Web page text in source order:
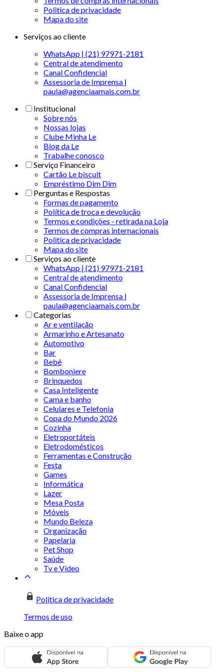
Politica de privacidade
Mapa do site
Serviços ao cliente
WhatsApp | (21) 97971-2181
Central de atendimento
Canal Confidencial
Assessoria de Imprensa |
paula@agenciaamais.com.br
Institucional
Sobre nós
Nossas lojas
Clube Minha Le
Blog da Le
Trabalhe conosco
Serviço Financeiro
Cartão Le biscuit
Empréstimo Dim Dim
Perguntas e Respostas
Formas de pagamento
Política de troca e devolução
Termos e condições - retirada na Loja
Termos de compras internacionais
Politica de privacidade
Mapa do site
Serviços ao cliente
WhatsApp | (21) 97971-2181
Central de atendimento
Canal Confidencial
Assessoria de Imprensa |
paula@agenciaamais.com.br
Categorias
Ar e ventilação
Armarinho e Artesanato
Automotivo
Bar
Bebê
Bomboniere
Brinquedos
Casa Inteligente
Cama e banho
Celulares e Telefonia
Copa do Mundo 2026
Cozinha
Eletroportáteis
Eletrodomésticos
Ferramentas e Construção
Festa
Games
Informática
Lazer
Mesa Posta
Móveis
Mundo Beleza
Organização
Papelaria
Pet Shop
Saúde
Tv e Vídeo
Política de privacidade
Termos de uso
Baixe o app